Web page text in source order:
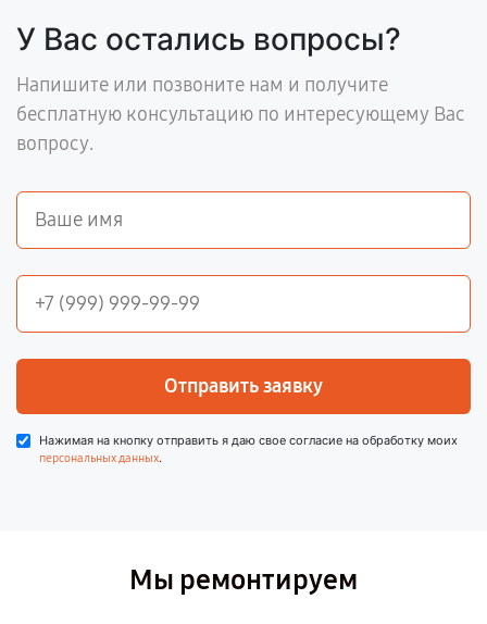
У Вас остались вопросы?
Напишите или позвоните нам и получите
бесплатную консультацию по интересующему Вас
вопросу.
Отправить заявку
Нажимая на кнопку отправить я даю свое согласие на обработку моих
персональных данных.
Мы ремонтируем